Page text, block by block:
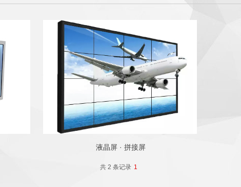
液晶屏 · 拼接屏
共 2 条记录 1